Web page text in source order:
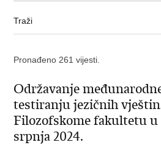
Pronađeno 261 vijesti.
Održavanje
testiranju jezičnih
Filozofskome fakultetu u
srpnja 2024.